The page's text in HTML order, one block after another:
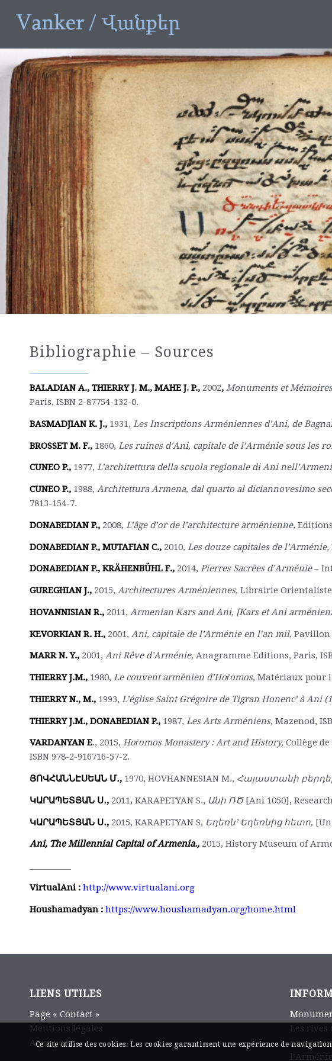
Bibliographie – Sources
BALADIAN A., THIERRY J. M., MAHE J. P., 2002, Monuments et
Paris, ISBN 2-87754-132-0.
BASMADJIAN K. J., 1931, Les Inscriptions Arméniennes d’Ani, de
BROSSET M. F., 1860, Les ruines d’Ani, capitale de l’Arménie sous les
CUNEO P., 1977, L’architettura della scuola regionale di Ani
CUNEO P., 1988, Architettura Armena, dal quarto al diciannovesimo
7813-154-7.
DONABEDIAN P., 2008, L’âge d’or de l’architecture arménienne,
DONABEDIAN P., MUTAFIAN C., 2010, Les douze capitales de l’Arménie,
DONABEDIAN P., KRÄHENBÜHL F., 2014, Pierres Sacrées d’Arménie–
GUREGHIAN J., 2015, Architectures Arméniennes, Librairie Orientaliste
HOVANNISIAN R., 2011, Armenian Kars and Ani, [Kars et Ani
KEVORKIAN R. H., 2001, Ani, capitale de l’Arménie en l’an mil, Pavillon
MARR N. Y., 2001, Ani Rêve d’Arménie, Anagramme Editions, Paris,
THIERRY J.M., 1980, Le couvent arménien d’Hoṙomos, Matériaux pour
THIERRY N., M., 1993, L’église Saint Grégoire de Tigran Honenc’ à Ani
THIERRY J.M., DONABEDIAN P., 1987, Les Arts Arméniens, Mazenod,
VARDANYAN E., 2015, Hoṙomos Monastery : Art and History, Collège
ISBN 978-2-916716-57-2.
ՅՈՎՀԱՆՆԷՍԵԱՆ Մ․, 1970, HOVHANNESIAN M., Հայաստանի
ԿԱՐԱՊԵՏՅԱՆ Ս․, 2011, KARAPETYAN S., Անի ՌԾ[Ani 1050],
ԿԱՐԱՊԵՏՅԱՆ Ս․, 2015, KARAPETYAN S, Եղեռն’ Եղեռնից հետո,
Ani, The Millennial Capital of Armenia., 2015, History Museum of
VirtualAni : http://www.virtualani.org
Houshamadyan : https://www.houshamadyan.org/home.html
LIENS UTILES
Page « Contact »
Mentions légales
A propos
Les rives
on y
Ce site utilise des cookies. Les cookies garantissent une expérience de